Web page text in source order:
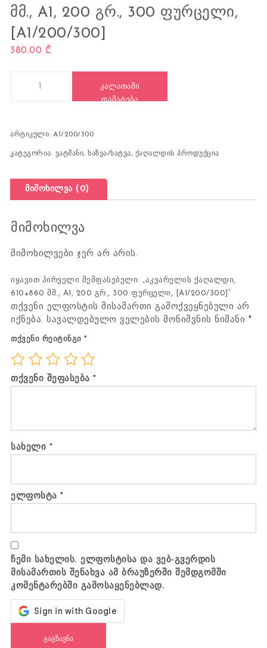
ᲛᲛ., A1, 200 ᲒᲠ., 300 ᲤᲣᲠᲪᲔᲚᲘ,
[A1/200/300]
380.00 ₾
ᲙᲐᲚᲐᲗᲐᲨᲘ
ᲓᲐᲛᲐᲢᲔᲑᲐ
არტიკული:A1/200/300
კატეგორია: ვატმანი, ხაზვა/ხატვა, ქაღალდის პროდუქცია
მიმოხილვა (0)
მიმოხილვა
მიმოხილვები ჯერ არ არის.
იყავით პირველი შემფასებელი: „აკვარელის ქაღალდი,
610×860 მმ., A1, 200 გრ., 300 ფურცელი, [A1/200/300]“
თქვენი ელფოსტის მისამართი გამოქვეყნებული არ
იქნება. სავალდებულო ველების მონიშვნის ნიშანი *
თქვენი რეიტინგი*
თქვენი შეფასება*
სახელი *
ელფოსტა*
ჩემი სახელის. ელფოსტისა და ვებ-გვერდის
მისამართის შენახვა ამ ბრაუზერში შემდგომში
კომენტარებში გამოსაყენებლად.